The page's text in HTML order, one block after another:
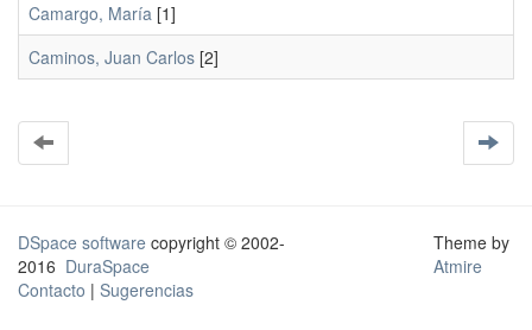
Camargo, María [1]
Caminos, Juan Carlos [2]
DSpace software copyright © 2002-
2016 DuraSpace
Contacto | Sugerencias
Theme by
Atmire